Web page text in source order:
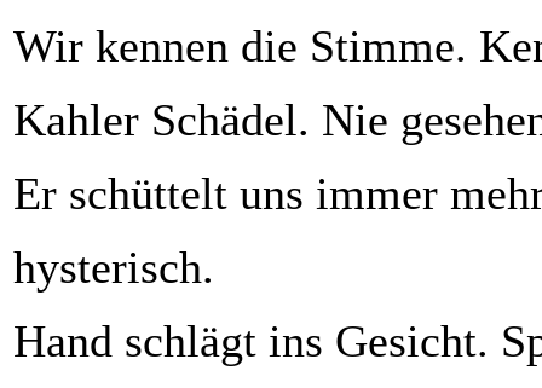
Wir kennen die Stimme.
Kahler Schädel. Nie
Er schüttelt uns immer
hysterisch.
Hand schlägt ins Gesicht.